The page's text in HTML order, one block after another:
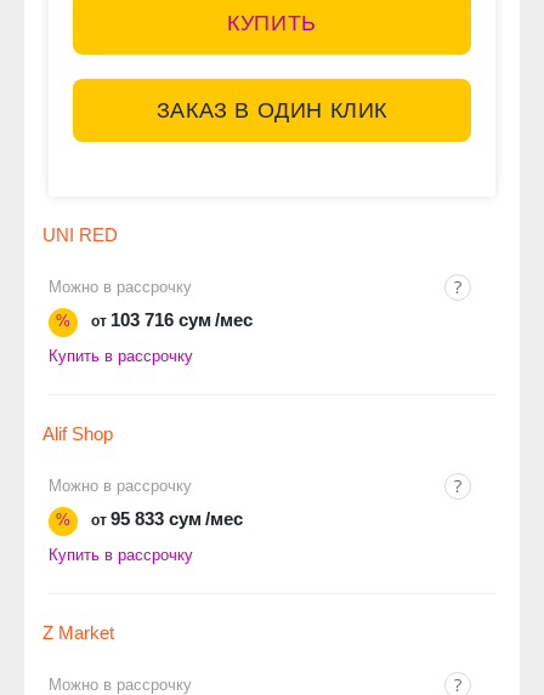
КУПИТЬ
ЗАКАЗ В ОДИН КЛИК
UNI RED
Можно в рассрочку
%
от 103 716 сум /мес
Купить в рассрочку
Alif Shop
Можно в рассрочку
%
от 95 833 сум /мес
Купить в рассрочку
Z Market
Можно в рассрочку